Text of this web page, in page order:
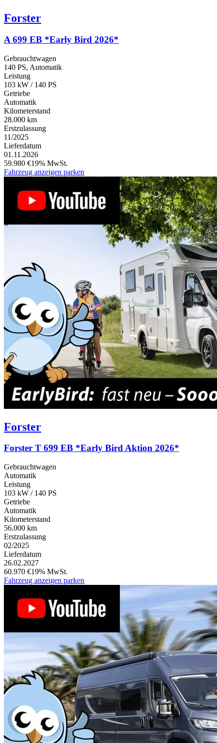
Forster
A 699 EB *Early Bird 2026*
Gebrauchtwagen
140 PS, Automatik
Leistung
103 kW / 140 PS
Getriebe
Automatik
Kilometerstand
28.000 km
Erstzulassung
11/2025
Lieferdatum
01.11.2026
59.980 €19% MwSt.
Fahrzeug anzeigen parken
Forster
Forster T 699 EB *Early Bird Aktion 2026*
Gebrauchtwagen
Automatik
Leistung
103 kW / 140 PS
Getriebe
Automatik
Kilometerstand
56.000 km
Erstzulassung
02/2025
Lieferdatum
26.02.2027
60.970 €19% MwSt.
Fahrzeug anzeigen parken